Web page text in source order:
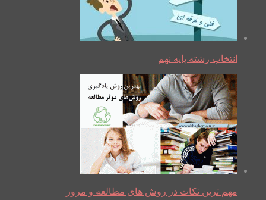
انتخاب رشته پایه نهم
مهم ترین نکات در روش های مطالعه و مرور